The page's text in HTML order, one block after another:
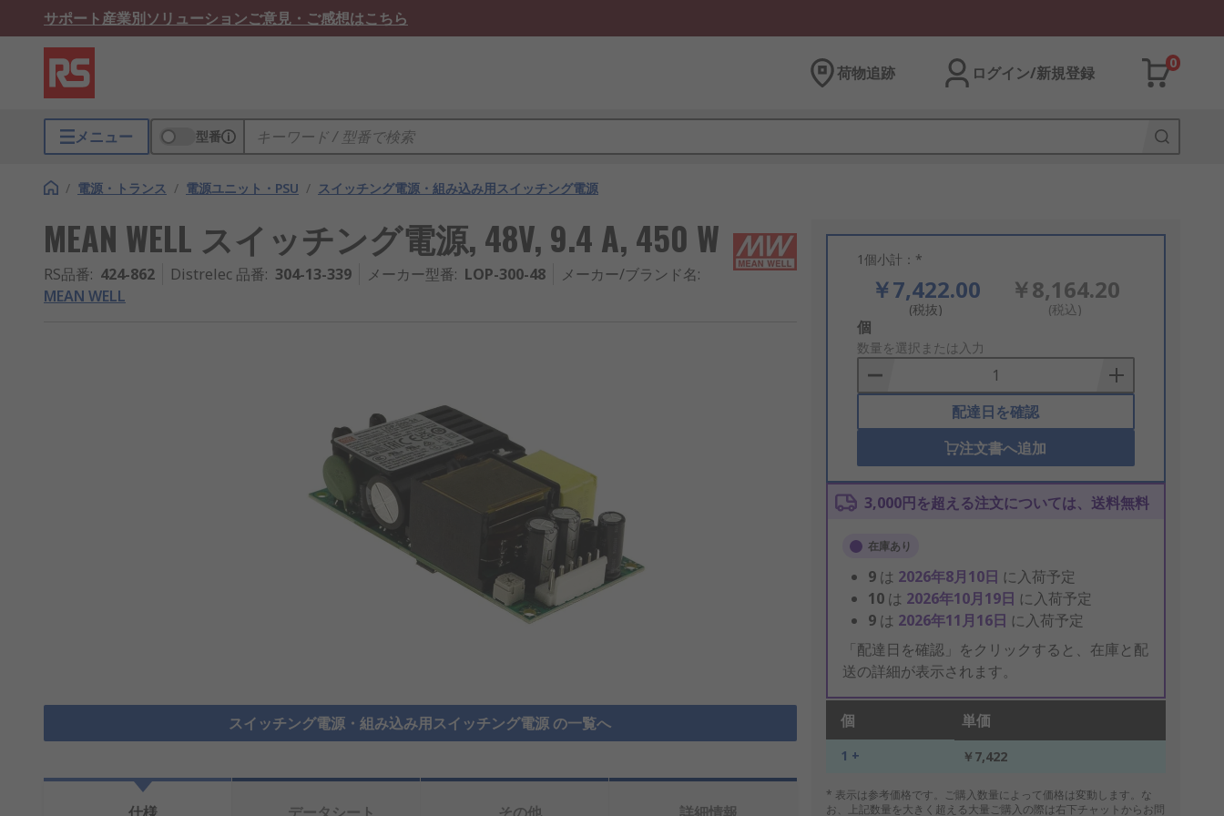
サポート産業別ソリューションご意見・ご感想はこちら
荷物追跡 ログイン/新規登録
0
メニュー 型番
/ 電源・トランス / 電源ユニット・PSU / スイッチング電源・組み込み用スイッチング電源
MEAN WELL スイッチング電源, 48V, 9.4 A, 450 W
RS品番: 424-862 Distrelec 品番: 304-13-339 メーカー型番: LOP-300-48 メーカー/ブランド名:
MEAN WELL
スイッチング電源・組み込み用スイッチング電源 の一覧へ
1個小計：*
￥7,422.00
(税抜)
￥8,164.20
(税込)
Add
to
Basket
個
数量を選択または入力
配達日を確認
注文書へ追加
3,000円を超える注文については、送料無料
在庫あり
9 は 2026年8月10日 に入荷予定
10 は 2026年10月19日 に入荷予定
9 は 2026年11月16日 に入荷予定
「配達日を確認」をクリックすると、在庫と配
送の詳細が表示されます。
個 単価
1 + ￥7,422
* 表示は参考価格です。ご購入数量によって価格は変動します。な
お、上記数量を大きく超える大量ご購入の際は右下チャットからお問